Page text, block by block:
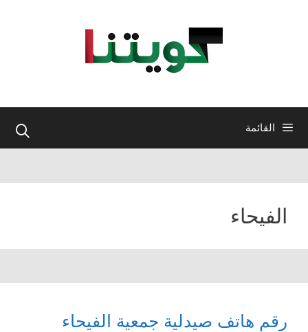
القائمة
الفيحاء
رقم هاتف صيدلية جمعية الفيحاء